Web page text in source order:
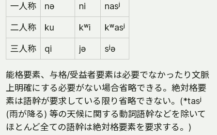
一人称 nə ni nasʲ
二人称 ku kʷi kʷasʲ
三人称 qi jə sʲə
能格要素、与格/受益者要素は必要でなかったり文脈
上明確にする必要がない場合省略できる。絶対格要
素は語幹が要求している限り省略できない。(*tasʲ
(雨が降る) 等の天候に関する動詞語幹などを除いて
ほとんど全ての語幹は絶対格要素を要求する。)